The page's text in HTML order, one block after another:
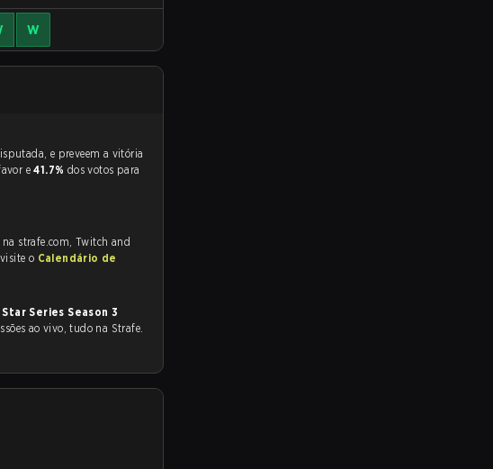
W
e41.7% dos votos para
na strafe.com, Twitch and
o Calendário de
Series Season 3
ao vivo, tudo na Strafe.